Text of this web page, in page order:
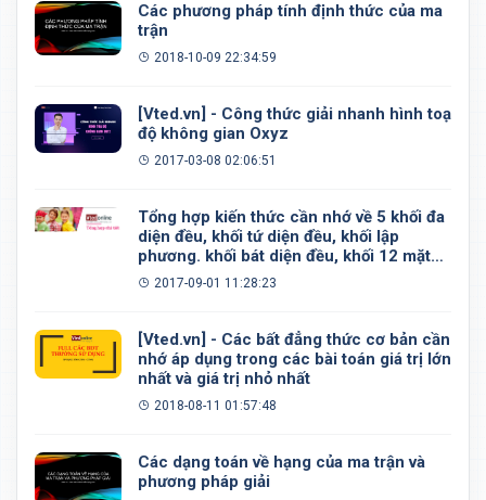
Các phương pháp tính định thức của ma
trận
2018-10-09 22:34:59
[Vted.vn] - Công thức giải nhanh hình toạ
độ không gian Oxyz
2017-03-08 02:06:51
Tổng hợp kiến thức cần nhớ về 5 khối đa
diện đều, khối tứ diện đều, khối lập
phương. khối bát diện đều, khối 12 mặt
đều, khối 20 mặt đều
2017-09-01 11:28:23
[Vted.vn] - Các bất đẳng thức cơ bản cần
nhớ áp dụng trong các bài toán giá trị lớn
nhất và giá trị nhỏ nhất
2018-08-11 01:57:48
Các dạng toán về hạng của ma trận và
phương pháp giải